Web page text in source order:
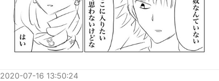
2020-07-16 13:50:24